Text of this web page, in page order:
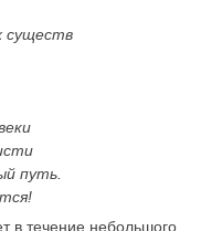
существ
путь.
в течение небольшого